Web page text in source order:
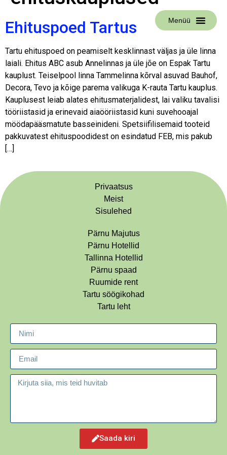
Menüü
Ehituspoed Tartus
Tartu ehituspoed on peamiselt kesklinnast väljas ja üle linna
laiali. Ehitus ABC asub Annelinnas ja üle jõe on Espak Tartu
kauplust. Teiselpool linna Tammelinna kõrval asuvad Bauhof,
Decora, Tevo ja kõige parema valikuga K-rauta Tartu kauplus.
Kauplusest leiab alates ehitusmaterjalidest, lai valiku tavalisi
tööriistasid ja erinevaid aiaööriistasid kuni suvehooajal
möödapääsmatute basseinideni. Spetsiifilisemaid tooteid
pakkuvatest ehituspoodidest on esindatud FEB, mis pakub
[…]
Privaatsus
Meist
Sisulehed
Pärnu Majutus
Pärnu Hotellid
Tallinna Hotellid
Pärnu spaad
Ruumide rent
Tartu söögikohad
Tartu leht
Saada kiri